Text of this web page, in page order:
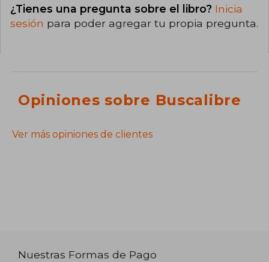
¿Tienes una pregunta sobre el libro? Inicia
sesión para poder agregar tu propia pregunta.
Opiniones sobre Buscalibre
Ver más opiniones de clientes
Nuestras Formas de Pago